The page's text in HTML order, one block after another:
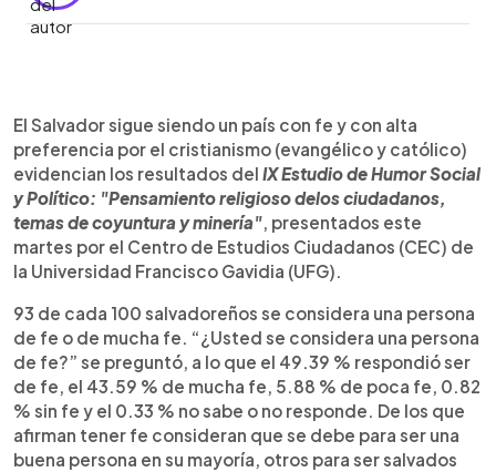
Escuchar artículo
El Salvador sigue siendo un país con fe y con alta
preferencia por el cristianismo (evangélico y católico)
evidencian los resultados del IX Estudio de Humor Social
y Político: "Pensamiento religioso delos ciudadanos,
temas de coyuntura y minería", presentados este
martes por el Centro de Estudios Ciudadanos (CEC) de
la Universidad Francisco Gavidia (UFG).
93 de cada 100 salvadoreños se considera una persona
de fe o de mucha fe. “¿Usted se considera una persona
de fe?” se preguntó, a lo que el 49.39 % respondió ser
de fe, el 43.59 % de mucha fe, 5.88 % de poca fe, 0.82
% sin fe y el 0.33 % no sabe o no responde. De los que
afirman tener fe consideran que se debe para ser una
buena persona en su mayoría, otros para ser salvados